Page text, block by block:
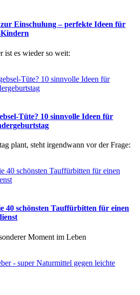
zur Einschulung – perfekte Ideen für
ist es wieder so weit:
Tüte? 10 sinnvolle Ideen für
plant, steht irgendwann vor der Frage:
40 schönsten Tauffürbitten für einen
Moment im Leben